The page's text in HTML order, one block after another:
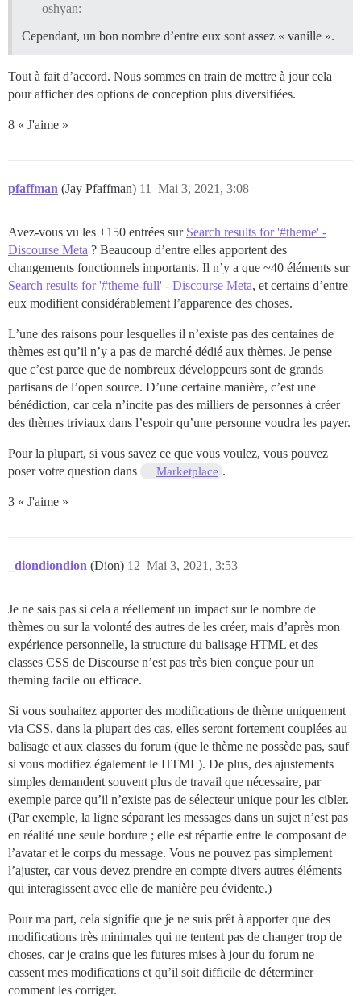
oshyan:
Cependant, un bon nombre d’entre eux sont assez « vanille ».
Tout à fait d’accord. Nous sommes en train de mettre à jour cela
pour afficher des options de conception plus diversifiées.
8 « J'aime »
pfaffman (Jay Pfaffman) Mai 3, 2021, 3:08
11
Avez-vous vu les +150 entrées sur Search results for '#theme' -
Discourse Meta ? Beaucoup d’entre elles apportent des
changements fonctionnels importants. Il n’y a que ~40 éléments sur
Search results for '#theme-full' - Discourse Meta, et certains d’entre
eux modifient considérablement l’apparence des choses.
L’une des raisons pour lesquelles il n’existe pas des centaines de
thèmes est qu’il n’y a pas de marché dédié aux thèmes. Je pense
que c’est parce que de nombreux développeurs sont de grands
partisans de l’open source. D’une certaine manière, c’est une
bénédiction, car cela n’incite pas des milliers de personnes à créer
des thèmes triviaux dans l’espoir qu’une personne voudra les payer.
Pour la plupart, si vous savez ce que vous voulez, vous pouvez
poser votre question dans
Marketplace .
3 « J'aime »
_diondiondion (Dion) Mai 3, 2021, 3:53
12
Je ne sais pas si cela a réellement un impact sur le nombre de
thèmes ou sur la volonté des autres de les créer, mais d’après mon
expérience personnelle, la structure du balisage HTML et des
classes CSS de Discourse n’est pas très bien conçue pour un
theming facile ou efficace.
Si vous souhaitez apporter des modifications de thème uniquement
via CSS, dans la plupart des cas, elles seront fortement couplées au
balisage et aux classes du forum (que le thème ne possède pas, sauf
si vous modifiez également le HTML). De plus, des ajustements
simples demandent souvent plus de travail que nécessaire, par
exemple parce qu’il n’existe pas de sélecteur unique pour les cibler.
(Par exemple, la ligne séparant les messages dans un sujet n’est pas
en réalité une seule bordure ; elle est répartie entre le composant de
l’avatar et le corps du message. Vous ne pouvez pas simplement
l’ajuster, car vous devez prendre en compte divers autres éléments
qui interagissent avec elle de manière peu évidente.)
Pour ma part, cela signifie que je ne suis prêt à apporter que des
modifications très minimales qui ne tentent pas de changer trop de
choses, car je crains que les futures mises à jour du forum ne
cassent mes modifications et qu’il soit difficile de déterminer
comment les corriger.